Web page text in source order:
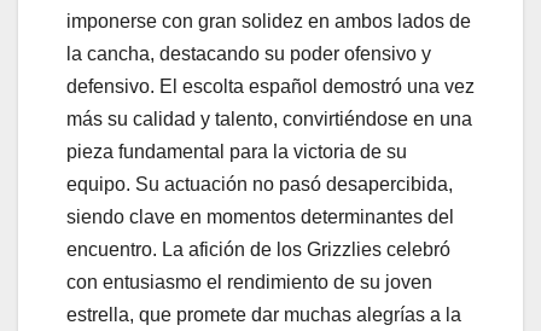
imponerse con gran solidez en ambos lados de
la cancha, destacando su poder ofensivo y
defensivo. El escolta español demostró una vez
más su calidad y talento, convirtiéndose en una
pieza fundamental para la victoria de su
equipo. Su actuación no pasó desapercibida,
siendo clave en momentos determinantes del
encuentro. La afición de los Grizzlies celebró
con entusiasmo el rendimiento de su joven
estrella, que promete dar muchas alegrías a la